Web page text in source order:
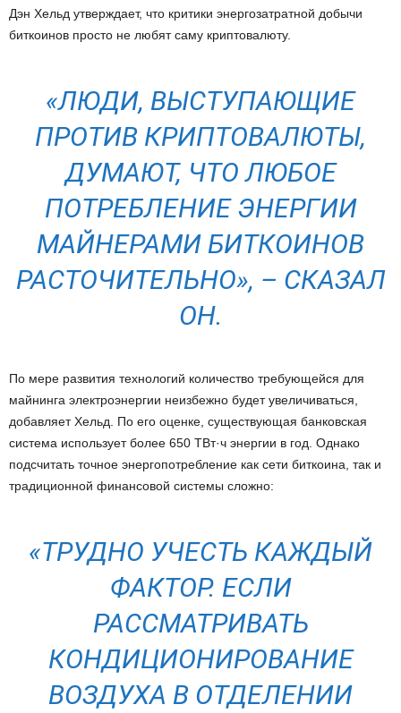
Дэн Хельд утверждает, что критики энергозатратной добычи
биткоинов просто не любят саму криптовалюту.
«ЛЮДИ, ВЫСТУПАЮЩИЕ
ПРОТИВ КРИПТОВАЛЮТЫ,
ДУМАЮТ, ЧТО ЛЮБОЕ
ПОТРЕБЛЕНИЕ ЭНЕРГИИ
МАЙНЕРАМИ БИТКОИНОВ
РАСТОЧИТЕЛЬНО», – СКАЗАЛ
ОН.
По мере развития технологий количество требующейся для
майнинга электроэнергии неизбежно будет увеличиваться,
добавляет Хельд. По его оценке, существующая банковская
система использует более 650 ТВт·ч энергии в год. Однако
подсчитать точное энергопотребление как сети биткоина, так и
традиционной финансовой системы сложно:
«ТРУДНО УЧЕСТЬ КАЖДЫЙ
ФАКТОР. ЕСЛИ
РАССМАТРИВАТЬ
КОНДИЦИОНИРОВАНИЕ
ВОЗДУХА В ОТДЕЛЕНИИ